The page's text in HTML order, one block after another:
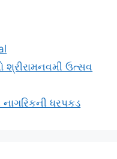
શ્રીરામનવમી ઉત્સવ
ધરપકડ